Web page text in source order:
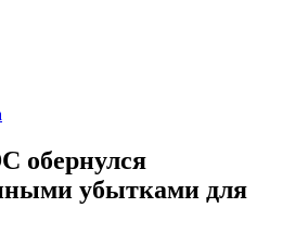
обернулся
убытками для